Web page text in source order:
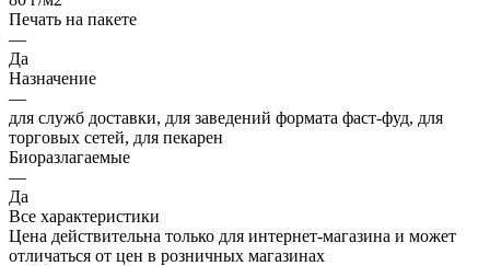
Печать на пакете
—
Да
Назначение
—
для служб доставки, для заведений формата фаст-фуд, для
торговых сетей, для пекарен
Биоразлагаемые
—
Да
Все характеристики
Цена действительна только для интернет-магазина и может
отличаться от цен в розничных магазинах